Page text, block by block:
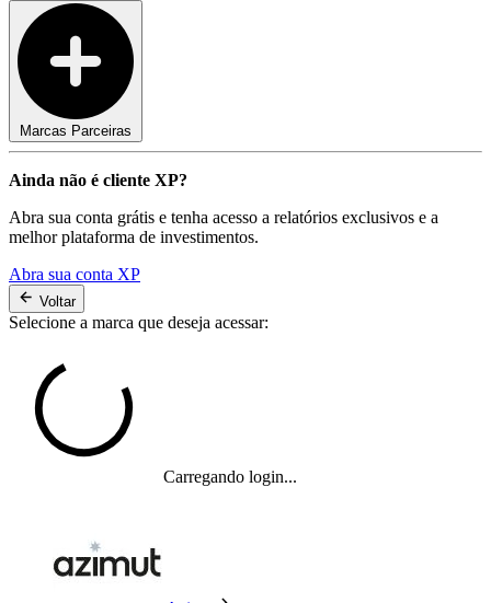
Marcas Parceiras
Ainda não é cliente XP?
Abra sua conta grátis e tenha acesso a relatórios exclusivos e a
melhor plataforma de investimentos.
Abra sua conta XP
Voltar
Selecione a marca que deseja acessar:
Carregando login...